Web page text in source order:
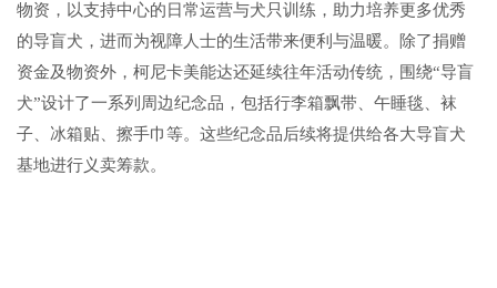
物资，以支持中心的日常运营与犬只训练，助力培养更多优秀
的导盲犬，进而为视障人士的生活带来便利与温暖。除了捐赠
资金及物资外，柯尼卡美能达还延续往年活动传统，围绕“导盲
犬”设计了一系列周边纪念品，包括行李箱飘带、午睡毯、袜
子、冰箱贴、擦手巾等。这些纪念品后续将提供给各大导盲犬
基地进行义卖筹款。